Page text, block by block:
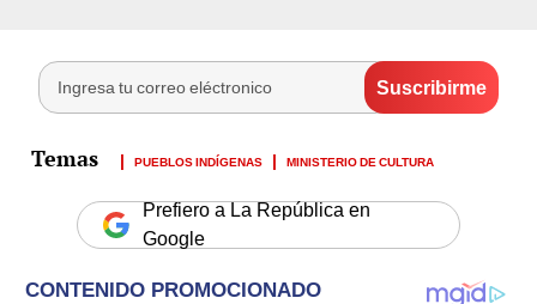
PUEBLOS INDÍGENAS MINISTERIO DE CULTURA
Prefiero a La República en
Google